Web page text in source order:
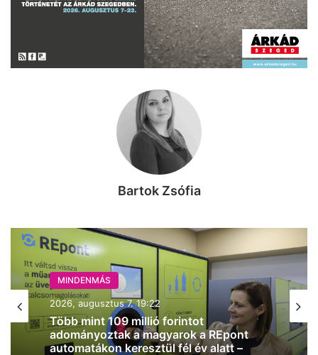
Bartok Zsófia
MINDENMÁS
2026, augusztus 7. 19:22
MINDENMÁS
2026, augusztus 7. 18:01
Pár napig velünk marad a 30 fok körüli
hőmérséklet Kecskeméten